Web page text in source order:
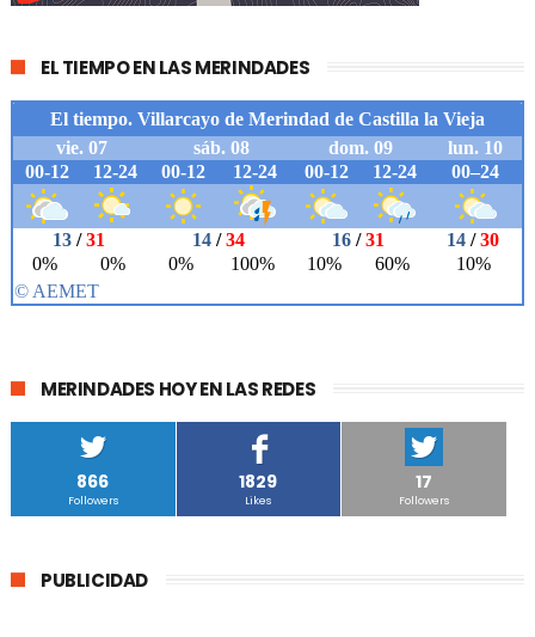
EL TIEMPO EN LAS MERINDADES
MERINDADES HOY EN LAS REDES
866
Followers
1829
Likes
17
Followers
PUBLICIDAD